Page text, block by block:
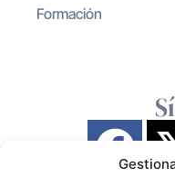
Formación